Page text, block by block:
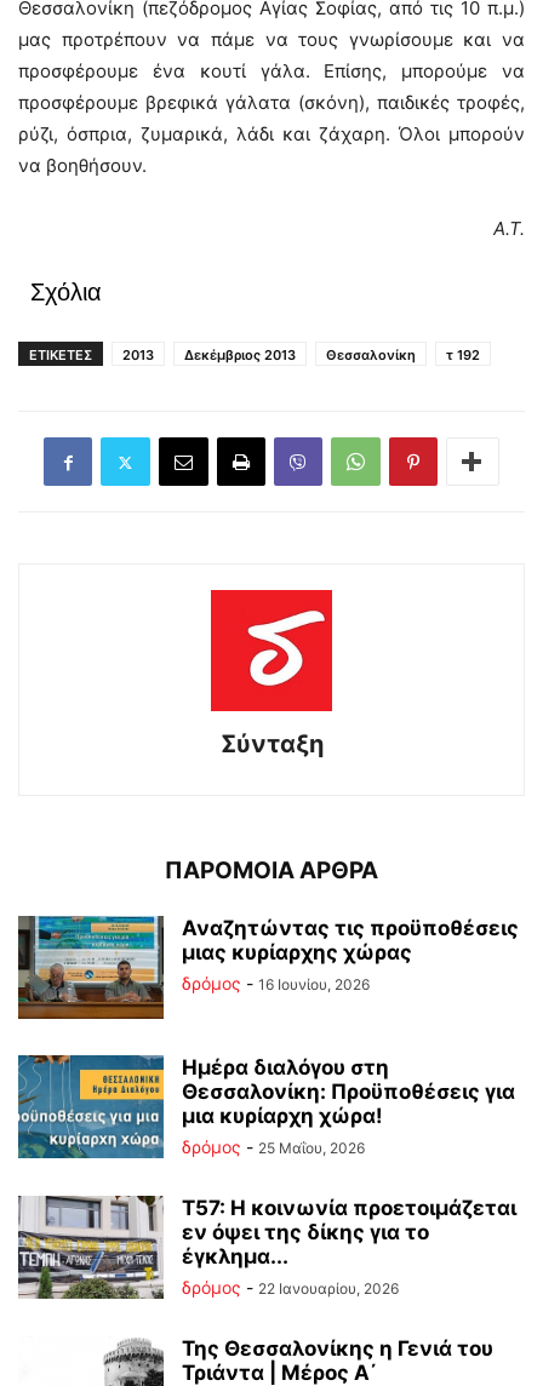
Θεσσαλονίκη (πεζόδρομος Αγίας Σοφίας, από τις 10 π.μ.)
μας προτρέπουν να πάμε να τους γνωρίσουμε και να
προσφέρουμε ένα κουτί γάλα. Επίσης, μπορούμε να
προσφέρουμε βρεφικά γάλατα (σκόνη), παιδικές τροφές,
ρύζι, όσπρια, ζυμαρικά, λάδι και ζάχαρη. Όλοι μπορούν
να βοηθήσουν.
Α.Τ.
Σχόλια
ΕΤΙΚΕΤΕΣ 2013 Δεκέμβριος 2013 Θεσσαλονίκη τ 192
Σύνταξη
ΠΑΡΟΜΟΙΑ ΑΡΘΡΑ
Αναζητώντας τις προϋποθέσεις
μιας κυρίαρχης χώρας
δρόμος - 16 Ιουνίου, 2026
Ημέρα διαλόγου στη
Θεσσαλονίκη: Προϋποθέσεις για
μια κυρίαρχη χώρα!
δρόμος - 25 Μαΐου, 2026
Τ57: Η κοινωνία προετοιμάζεται
εν όψει της δίκης για το
έγκλημα...
δρόμος - 22 Ιανουαρίου, 2026
Της Θεσσαλονίκης η Γενιά του
Τριάντα | Μέρος Α΄